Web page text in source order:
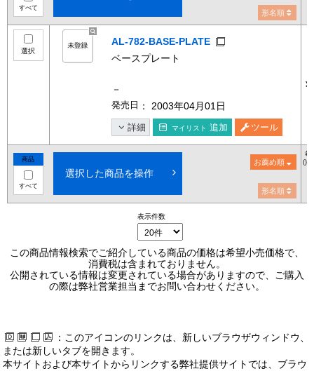
すべて
形名順
選択
AL-782-BASE-PLATE
ベースプレート
－
発売日 ： 2003年04月01日
詳細 マイリスト 追加 ツール
商品
すべて
選択した商品を操作
お薦め順
希
()
形名順
表示件数
この商品情報検索でご紹介している商品の価格は希望小売価格で、
消費税は含まれておりません。
公開されている情報は変更されている場合がありますので、ご購入
の際は弊社営業担当までお問い合わせください。
：このアイコンのリンクは、新しいブラウザウィンドウ、
または新しいタブを開きます。
本サイトおよび本サイトからリンクする弊社提供サイトでは、ブラウ